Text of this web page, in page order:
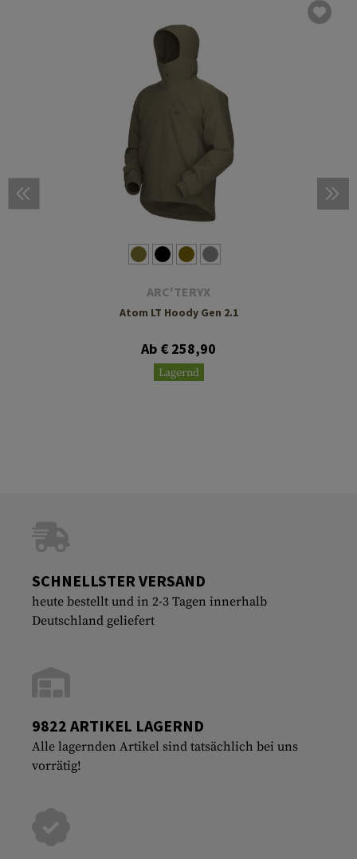
ARC'TERYX
Atom LT Hoody Gen 2.1
Ab € 258,90
Lagernd
SCHNELLSTER VERSAND
heute bestellt und in 2-3 Tagen innerhalb
Deutschland geliefert
9822 ARTIKEL LAGERND
Alle lagernden Artikel sind tatsächlich bei uns
vorrätig!